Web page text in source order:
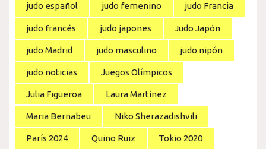
judo español judo femenino judo Francia
judo francés judo japones Judo Japón
judo Madrid judo masculino judo nipón
judo noticias Juegos Olímpicos
Julia Figueroa Laura Martínez
Maria Bernabeu Niko Sherazadishvili
París 2024 Quino Ruiz Tokio 2020